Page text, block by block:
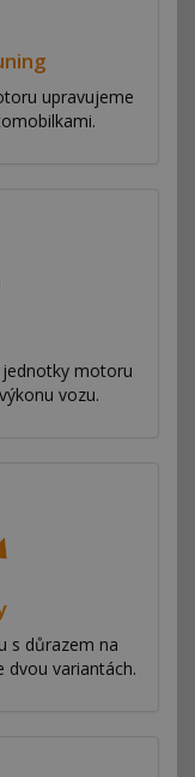
upravujeme
motoru
vozu.
s důrazem na
dvou variantách.